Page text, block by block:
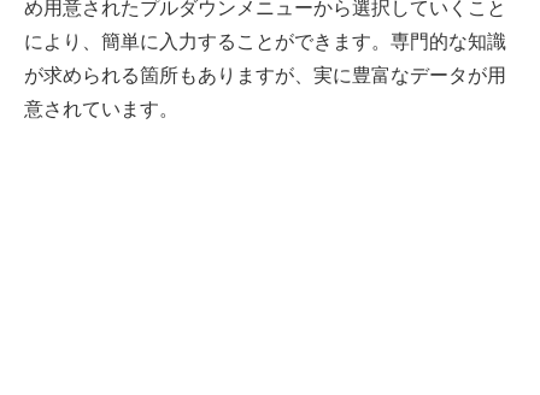
め用意されたプルダウンメニューから選択していくこと
により、簡単に入力することができます。専門的な知識
が求められる箇所もありますが、実に豊富なデータが用
意されています。